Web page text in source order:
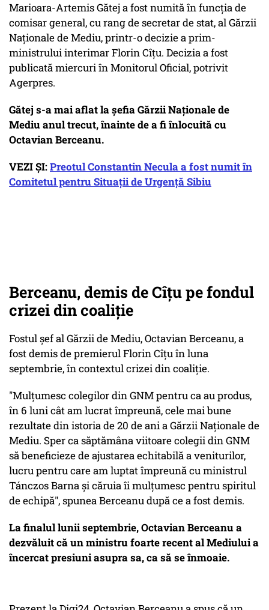
Marioara-Artemis Gătej a fost numită în funcţia de
comisar general, cu rang de secretar de stat, al Gărzii
Naţionale de Mediu, printr-o decizie a prim-
ministrului interimar Florin Cîţu. Decizia a fost
publicată miercuri în Monitorul Oficial, potrivit
Agerpres.
Gătej s-a mai aflat la șefia Gărzii Naționale de
Mediu anul trecut, înainte de a fi înlocuită cu
Octavian Berceanu.
VEZI ȘI:Preotul Constantin Necula a fost numit în
Comitetul pentru Situații de Urgență Sibiu
Berceanu, demis de Cîțu pe fondul
crizei din coaliție
Fostul şef al Gărzii de Mediu, Octavian Berceanu, a
fost demis de premierul Florin Cîțu în luna
septembrie, în contextul crizei din coaliție.
"Mulțumesc colegilor din GNM pentru ca au produs,
în 6 luni cât am lucrat împreună, cele mai bune
rezultate din istoria de 20 de ani a Gărzii Naționale de
Mediu. Sper ca săptămâna viitoare colegii din GNM
să beneficieze de ajustarea echitabilă a veniturilor,
lucru pentru care am luptat împreună cu ministrul
Tánczos Barna și căruia îi mulțumesc pentru spiritul
de echipă", spunea Berceanu după ce a fost demis.
La finalul lunii septembrie, Octavian Berceanu a
dezvăluit că un ministru foarte recent al Mediului a
încercat presiuni asupra sa, ca să se înmoaie.